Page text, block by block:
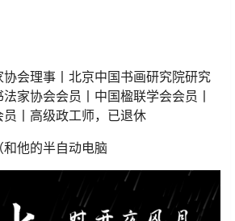
会理事丨北京中国书画研究院研究
家协会会员丨中国楹联学会会员丨
丨高级政工师，已退休
他的半自动电脑